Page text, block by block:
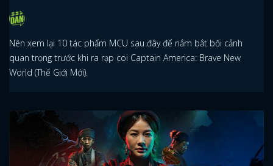
Nên xem lại 10 tác phẩm MCU sau đây để nắm bắt bối cảnh
quan trọng trước khi ra rạp coi Captain America: Brave New
World (Thế Giới Mới).